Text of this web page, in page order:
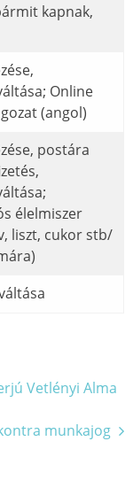
kapnak,
Online
(angol)
postára
élelmiszer
liszt, cukor stb/
Vetlényi Alma
munkajog